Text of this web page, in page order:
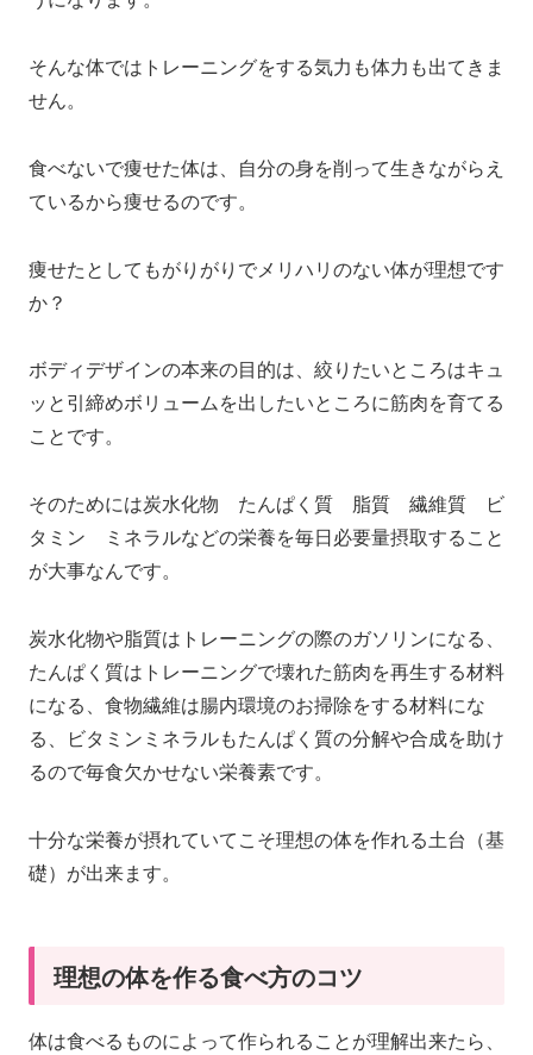
そんな体ではトレーニングをする気力も体力も出てきま
せん。
食べないで痩せた体は、自分の身を削って生きながらえ
ているから痩せるのです。
痩せたとしてもがりがりでメリハリのない体が理想です
か？
ボディデザインの本来の目的は、絞りたいところはキュ
ッと引締めボリュームを出したいところに筋肉を育てる
ことです。
そのためには炭水化物 たんぱく質 脂質 繊維質 ビ
タミン ミネラルなどの栄養を毎日必要量摂取すること
が大事なんです。
炭水化物や脂質はトレーニングの際のガソリンになる、
たんぱく質はトレーニングで壊れた筋肉を再生する材料
になる、食物繊維は腸内環境のお掃除をする材料にな
る、ビタミンミネラルもたんぱく質の分解や合成を助け
るので毎食欠かせない栄養素です。
十分な栄養が摂れていてこそ理想の体を作れる土台（基
礎）が出来ます。
理想の体を作る食べ方のコツ
体は食べるものによって作られることが理解出来たら、